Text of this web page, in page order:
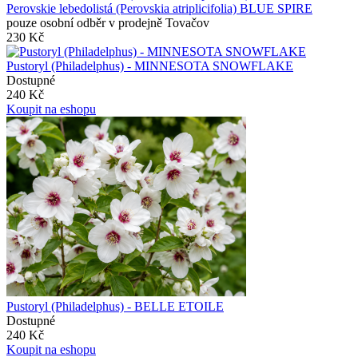
Perovskie lebedolistá (Perovskia atriplicifolia) BLUE SPIRE
pouze osobní odběr v prodejně Tovačov
230 Kč
Pustoryl (Philadelphus) - MINNESOTA SNOWFLAKE
Dostupné
240 Kč
Koupit na eshopu
Pustoryl (Philadelphus) - BELLE ETOILE
Dostupné
240 Kč
Koupit na eshopu